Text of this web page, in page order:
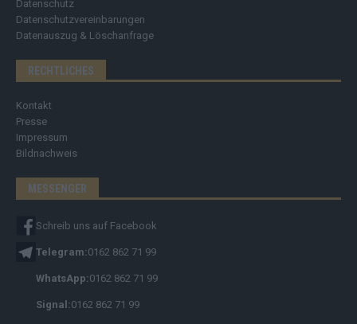
Datenschutz
Datenschutzvereinbarungen
Datenauszug & Löschanfrage
RECHTLICHES
Kontakt
Presse
Impressum
Bildnachweis
MESSENGER
Schreib uns auf Facebook
Telegram:0162 862 71 99
WhatsApp:0162 862 71 99
Signal:0162 862 71 99